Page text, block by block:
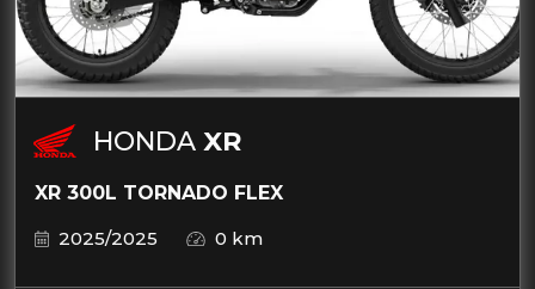
HONDA XR
XR 300L TORNADO FLEX
2025/2025
0 km